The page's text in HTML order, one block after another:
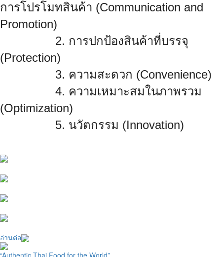
การโปรโมทสินค้า (Communication and
Promotion)
2. การปกป้องสินค้าที่บรรจุ
(Protection)
3. ความสะดวก (Convenience)
4. ความเหมาะสมในภาพรวม
(Optimization)
5. นวัตกรรม (Innovation)
อ่านต่อ